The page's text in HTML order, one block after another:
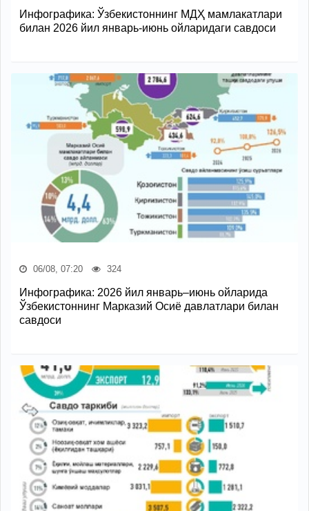
Инфографика: Ўзбекистоннинг МДҲ мамлакатлари
билан 2026 йил январь-июнь ойларидаги савдоси
06/08, 07:20 324
Инфографика: 2026 йил январь–июнь ойларида
Ўзбекистоннинг Марказий Осиё давлатлари билан
савдоси